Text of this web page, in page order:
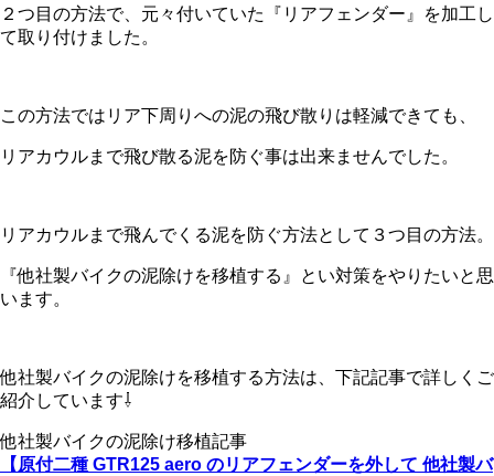
２つ目の方法で、元々付いていた『リアフェンダー』を加工し
て取り付けました。
この方法ではリア下周りへの泥の飛び散りは軽減できても、
リアカウルまで飛び散る泥を防ぐ事は出来ませんでした。
リアカウルまで飛んでくる泥を防ぐ方法として３つ目の方法。
『他社製バイクの泥除けを移植する』とい対策をやりたいと思
います。
他社製バイクの泥除けを移植する方法は、下記記事で詳しくご
紹介しています⇩
他社製バイクの泥除け移植記事
【原付二種 GTR125 aero のリアフェンダーを外して 他社製バ